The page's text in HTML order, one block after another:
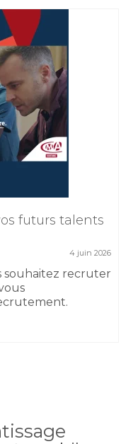
futurs talents
4 juin 2026
souhaitez recruter